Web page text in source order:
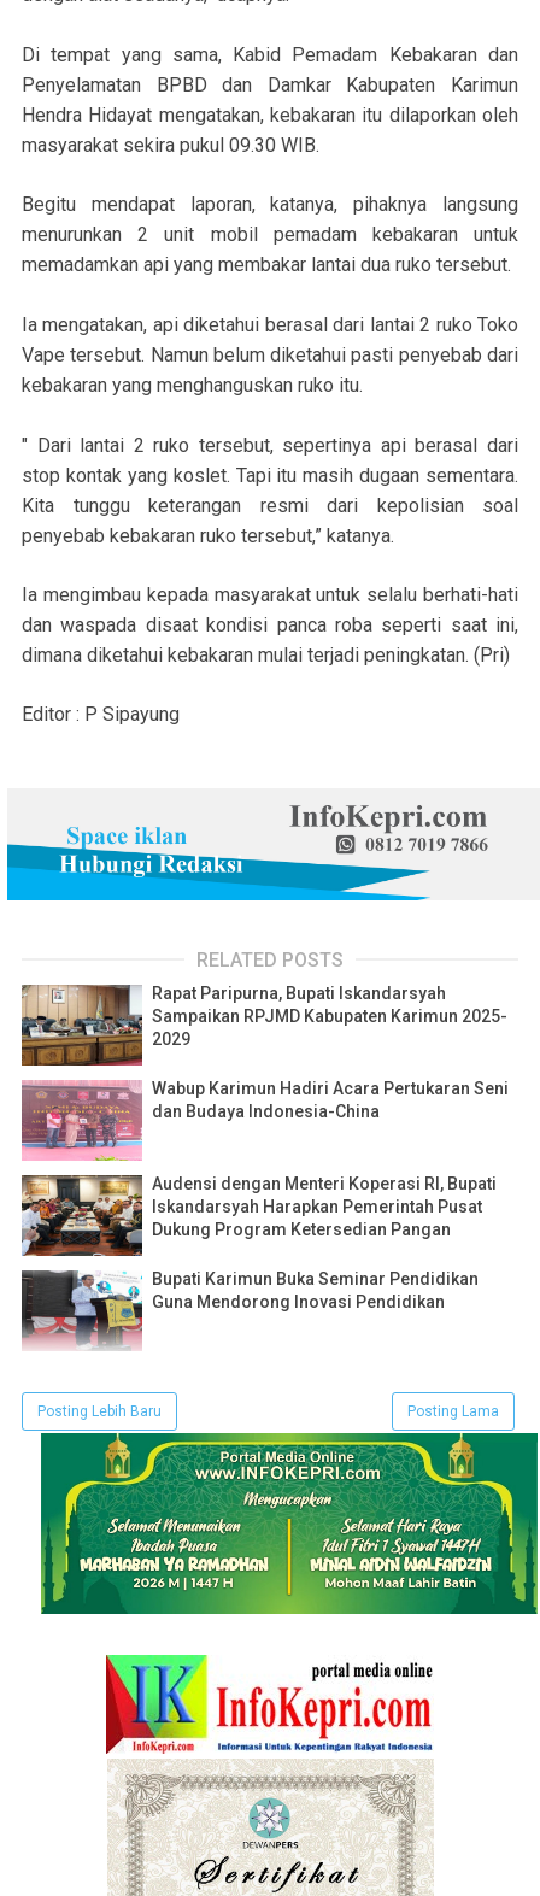
Di tempat yang sama, Kabid Pemadam Kebakaran dan
Penyelamatan BPBD dan Damkar Kabupaten Karimun
Hendra Hidayat mengatakan, kebakaran itu dilaporkan oleh
masyarakat sekira pukul 09.30 WIB.
Begitu mendapat laporan, katanya, pihaknya langsung
menurunkan 2 unit mobil pemadam kebakaran untuk
memadamkan api yang membakar lantai dua ruko tersebut.
Ia mengatakan, api diketahui berasal dari lantai 2 ruko Toko
Vape tersebut. Namun belum diketahui pasti penyebab dari
kebakaran yang menghanguskan ruko itu.
" Dari lantai 2 ruko tersebut, sepertinya api berasal dari
stop kontak yang koslet. Tapi itu masih dugaan sementara.
Kita tunggu keterangan resmi dari kepolisian soal
penyebab kebakaran ruko tersebut,” katanya.
Ia mengimbau kepada masyarakat untuk selalu berhati-hati
dan waspada disaat kondisi panca roba seperti saat ini,
dimana diketahui kebakaran mulai terjadi peningkatan. (Pri)
Editor : P Sipayung
RELATED POSTS
Rapat Paripurna, Bupati Iskandarsyah
Sampaikan RPJMD Kabupaten Karimun 2025-
2029
Wabup Karimun Hadiri Acara Pertukaran Seni
dan Budaya Indonesia-China
Audensi dengan Menteri Koperasi RI, Bupati
Iskandarsyah Harapkan Pemerintah Pusat
Dukung Program Ketersedian Pangan
Bupati Karimun Buka Seminar Pendidikan
Guna Mendorong Inovasi Pendidikan
Posting Lebih Baru Posting Lama